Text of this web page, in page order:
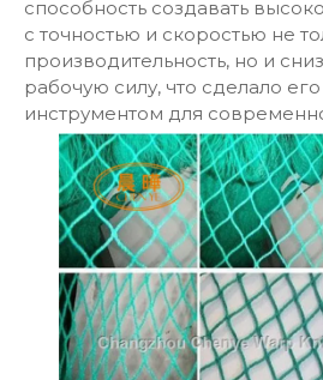
способность создавать
с точностью и скоростью не
производительность, но и
рабочую силу, что сделало
инструментом для